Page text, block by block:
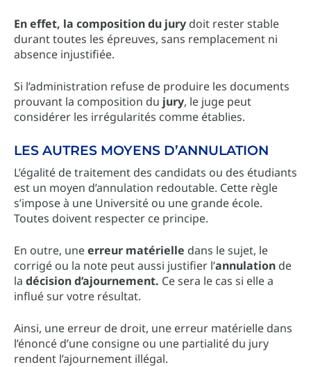
En effet, la composition du jury doit rester stable
durant toutes les épreuves, sans remplacement ni
absence injustifiée.
Si l’administration refuse de produire les documents
prouvant la composition du jury, le juge peut
considérer les irrégularités comme établies.
LES AUTRES MOYENS D’ANNULATION
L’égalité de traitement des candidats ou des étudiants
est un moyen d’annulation redoutable. Cette règle
s’impose à une Université ou une grande école.
Toutes doivent respecter ce principe.
En outre, uneerreur matérielle dans le sujet, le
corrigé ou la note peut aussi justifier l’annulation de
la décision d’ajournement. Ce sera le cas si elle a
influé sur votre résultat.
Ainsi, une erreur de droit, une erreur matérielle dans
l’énoncé d’une consigne ou une partialité du jury
rendent l’ajournement illégal.